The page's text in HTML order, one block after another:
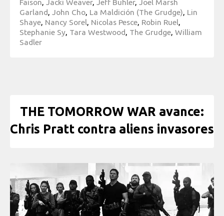
Faison, Jacki Weaver, Jeff Buhler, Joel Marsh
Garland, John Cho, La Maldición (The Grudge), Lin
Shaye, Nancy Sorel, Nicolas Pesce, Robin Ruel,
Stephanie Sy, Tara Westwood, The Grudge, William
Sadler
THE TOMORROW WAR avance:
Chris Pratt contra aliens invasores